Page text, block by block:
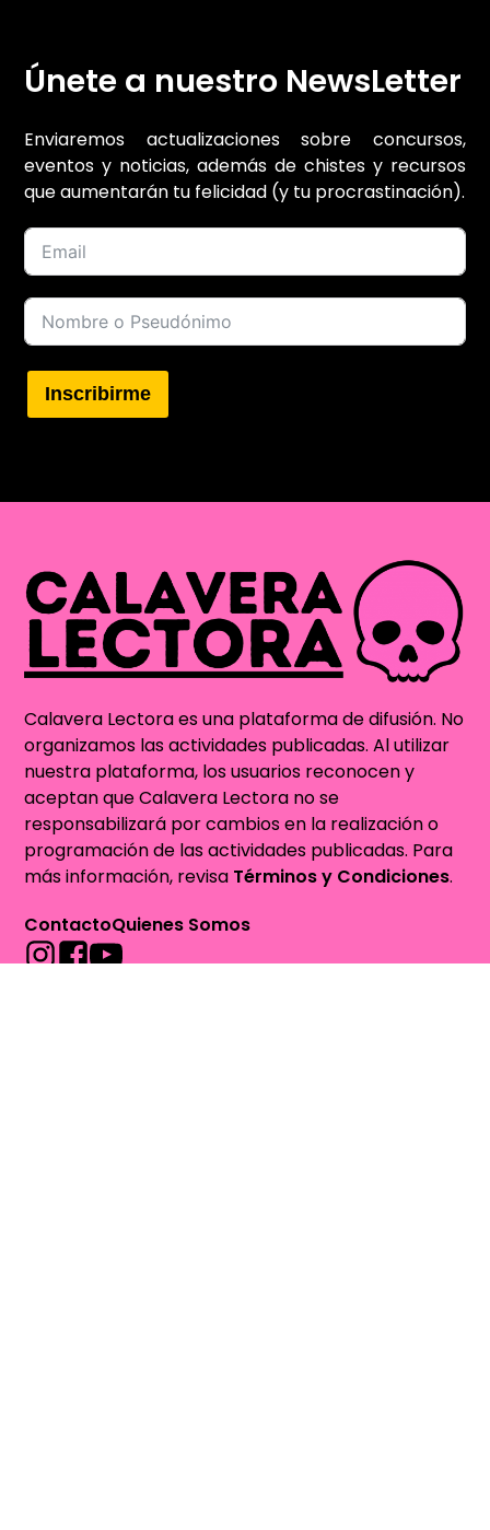
Únete a nuestro NewsLetter
Enviaremos actualizaciones sobre concursos,
eventos y noticias, además de chistes y recursos
que aumentarán tu felicidad (y tu procrastinación).
Inscribirme
Calavera Lectora es una plataforma de difusión. No
organizamos las actividades publicadas. Al utilizar
nuestra plataforma, los usuarios reconocen y
aceptan que Calavera Lectora no se
responsabilizará por cambios en la realización o
programación de las actividades publicadas. Para
más información, revisa Términos y Condiciones.
ContactoQuienes Somos